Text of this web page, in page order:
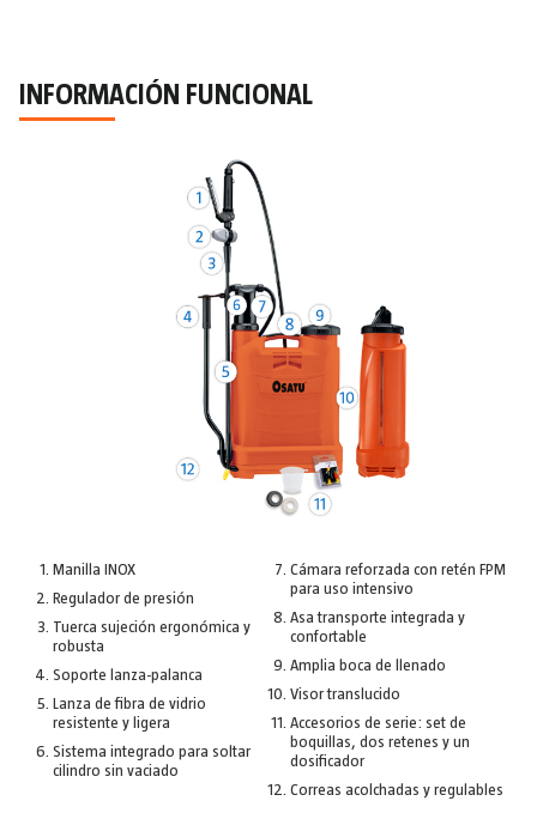
INFORMACIÓN FUNCIONAL
Manilla INOX
Regulador de presión
Tuerca sujeción ergonómica y
robusta
Soporte lanza-palanca
Lanza de fibra de vidrio
resistente y ligera
Sistema integrado para soltar
cilindro sin vaciado
Cámara reforzada con retén FPM
para uso intensivo
Asa transporte integrada y
confortable
Amplia boca de llenado
Visor translucido
Accesorios de serie: set de
boquillas, dos retenes y un
dosificador
Correas acolchadas y regulables